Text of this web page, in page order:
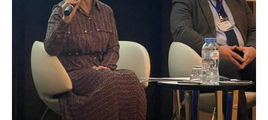
рекламной
деятельности
Международное
сотрудничество
Применение мер
нетарифного
регулирования